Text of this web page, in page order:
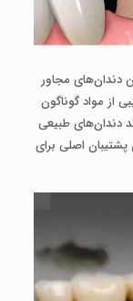
دندان‌های مجاور
از مواد گوناگون
دندان‌های طبیعی
پشتیبان اصلی برای